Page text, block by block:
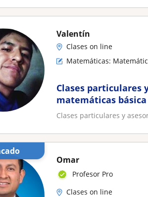
Valentín
Clases on line
Matemáticas:
Clases particulares
matemáticas básica
Clases particulares y
Omar
Profesor Pro
Clases on line